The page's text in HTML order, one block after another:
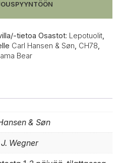
tietoa Osastot: Lepotuolit
Carl Hansen & Søn CH78
Bear
& Søn
Wegner